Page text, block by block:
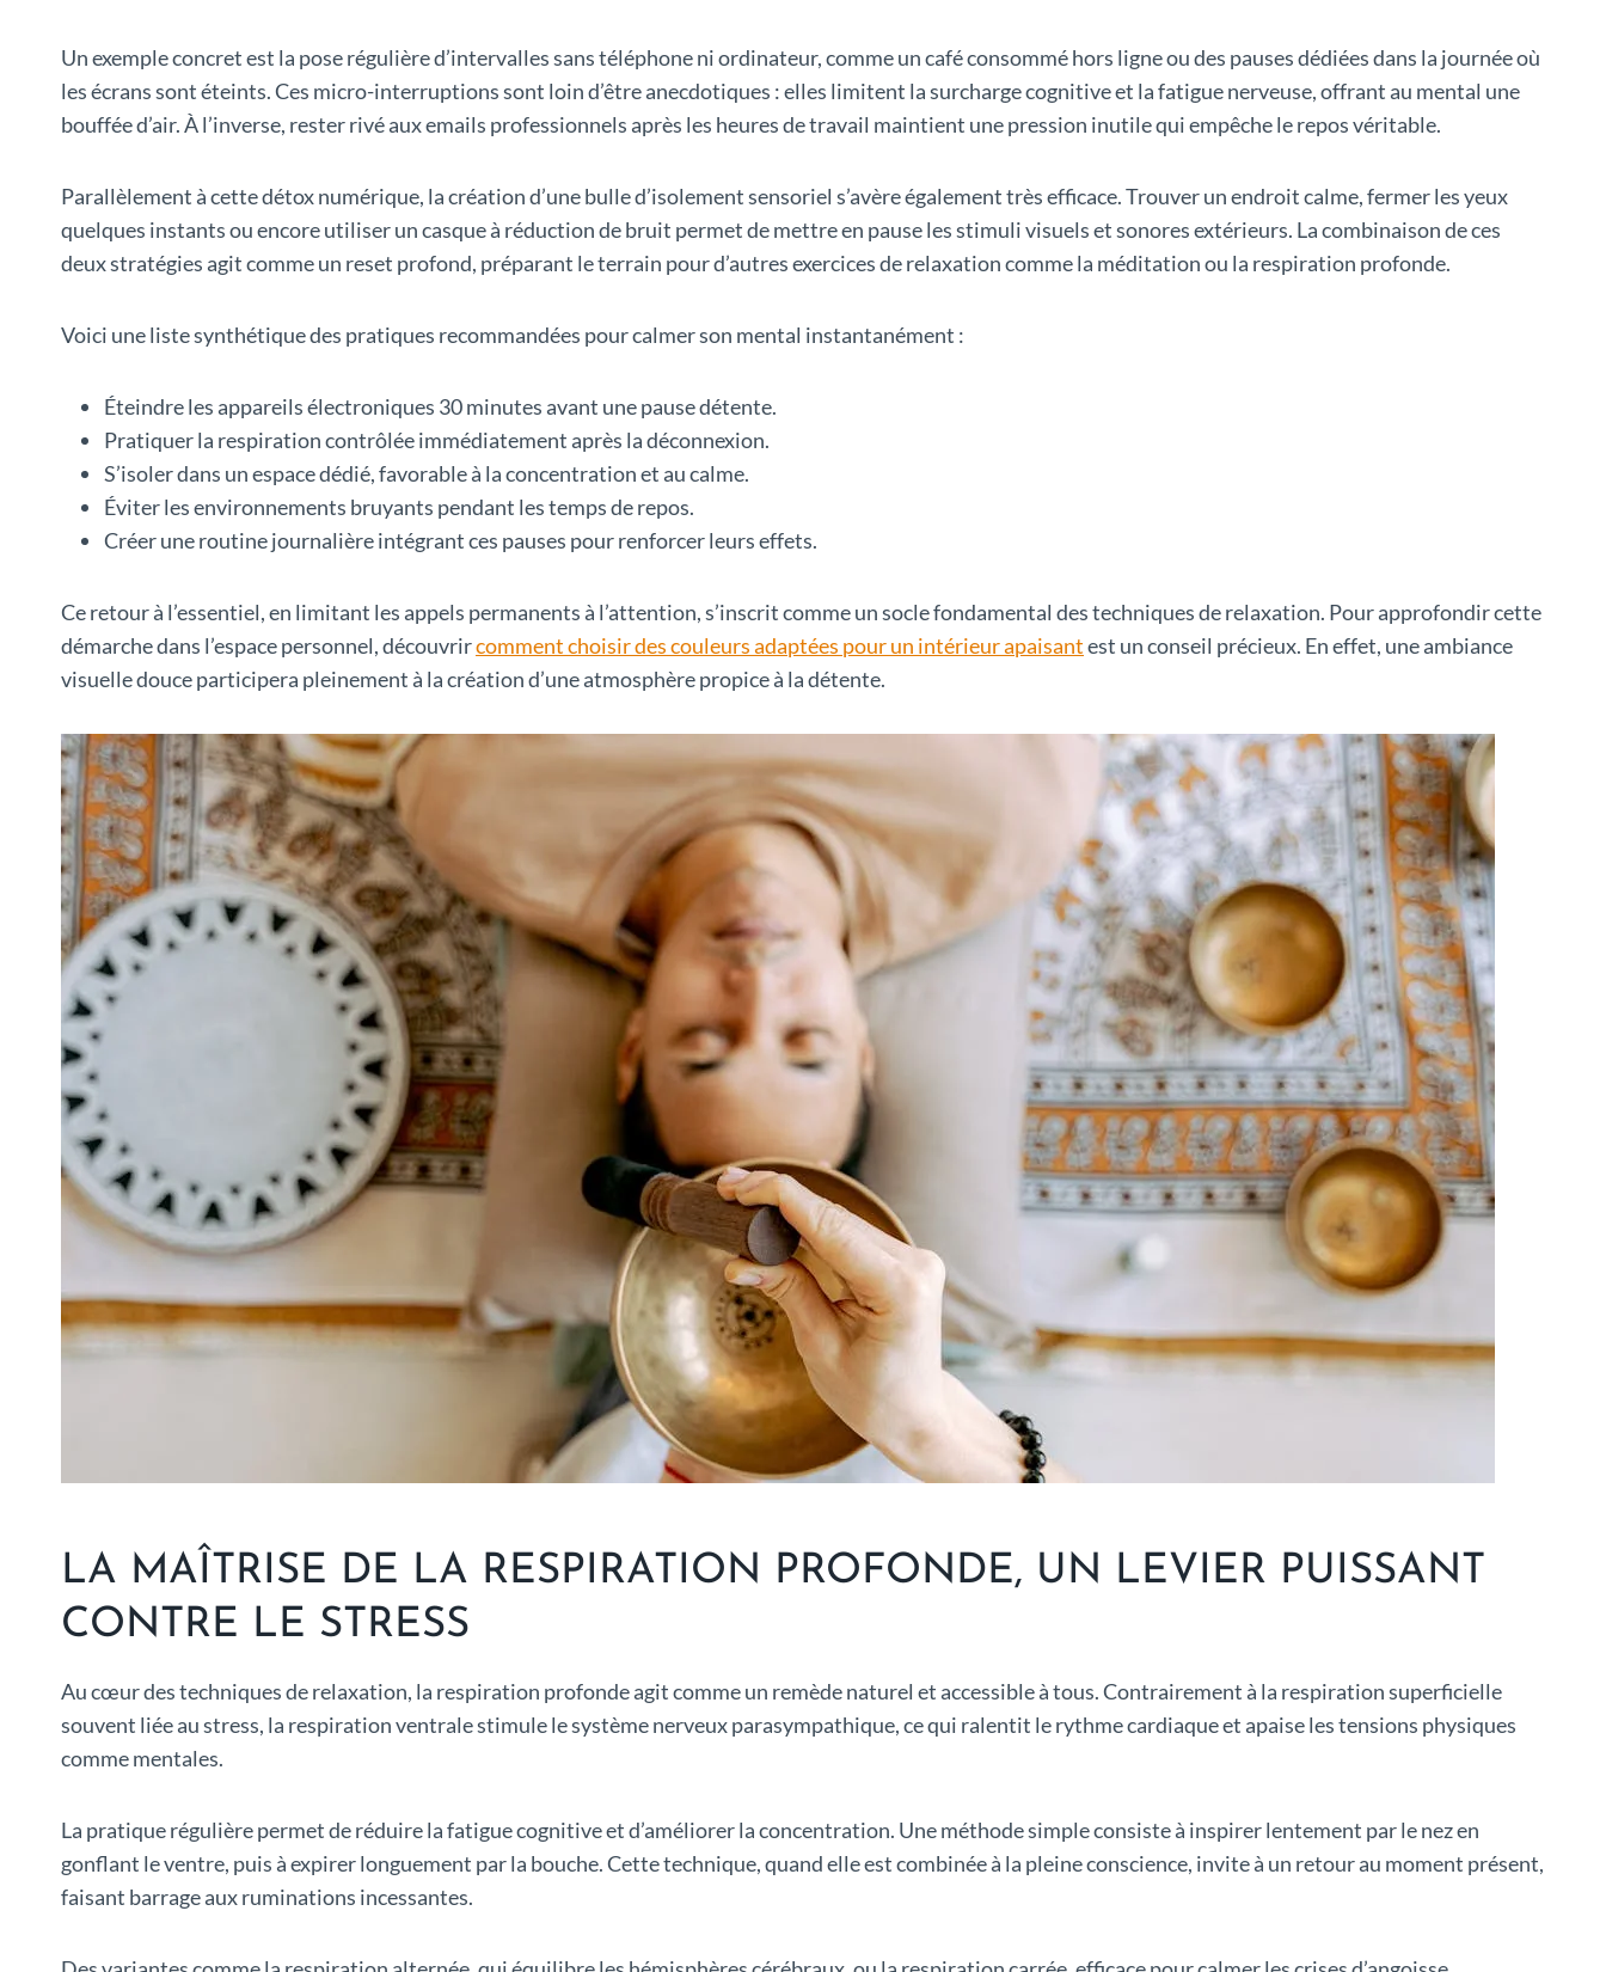
Un exemple concret est la pose régulière d’intervalles sans téléphone ni ordinateur, comme un café consommé hors ligne ou des pauses dédiées dans la journée où
les écrans sont éteints. Ces micro-interruptions sont loin d’être anecdotiques : elles limitent la surcharge cognitive et la fatigue nerveuse, offrant au mental une
bouffée d’air. À l’inverse, rester rivé aux emails professionnels après les heures de travail maintient une pression inutile qui empêche le repos véritable.
Parallèlement à cette détox numérique, la création d’une bulle d’isolement sensoriel s’avère également très efficace. Trouver un endroit calme, fermer les yeux
quelques instants ou encore utiliser un casque à réduction de bruit permet de mettre en pause les stimuli visuels et sonores extérieurs. La combinaison de ces
deux stratégies agit comme un reset profond, préparant le terrain pour d’autres exercices de relaxation comme la méditation ou la respiration profonde.
Voici une liste synthétique des pratiques recommandées pour calmer son mental instantanément :
Éteindre les appareils électroniques 30 minutes avant une pause détente.
Pratiquer la respiration contrôlée immédiatement après la déconnexion.
S’isoler dans un espace dédié, favorable à la concentration et au calme.
Éviter les environnements bruyants pendant les temps de repos.
Créer une routine journalière intégrant ces pauses pour renforcer leurs effets.
Ce retour à l’essentiel, en limitant les appels permanents à l’attention, s’inscrit comme un socle fondamental des techniques de relaxation. Pour approfondir cette
démarche dans l’espace personnel, découvrircomment choisir des couleurs adaptées pour un intérieur apaisantest un conseil précieux. En effet, une ambiance
visuelle douce participera pleinement à la création d’une atmosphère propice à la détente.
LA MAÎTRISE DE LA RESPIRATION PROFONDE, UN LEVIER PUISSANT
CONTRE LE STRESS
Au cœur des techniques de relaxation, la respiration profonde agit comme un remède naturel et accessible à tous. Contrairement à la respiration superficielle
souvent liée au stress, la respiration ventrale stimule le système nerveux parasympathique, ce qui ralentit le rythme cardiaque et apaise les tensions physiques
comme mentales.
La pratique régulière permet de réduire la fatigue cognitive et d’améliorer la concentration. Une méthode simple consiste à inspirer lentement par le nez en
gonflant le ventre, puis à expirer longuement par la bouche. Cette technique, quand elle est combinée à la pleine conscience, invite à un retour au moment présent,
faisant barrage aux ruminations incessantes.